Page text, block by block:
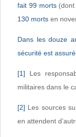
fait 99 morts(dont
130 morts en
Dans les douze
sécurité est
[1] Les
militaires dans le
[2] Les sources
en attendent